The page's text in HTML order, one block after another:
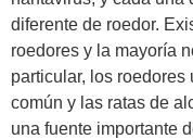
diferente de roedor.
roedores y la mayoría
particular, los roedores
común y las ratas de
una fuente importante